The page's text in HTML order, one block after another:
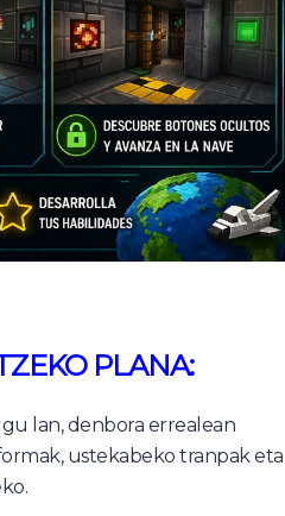
PLANA:
lan, denbora errealean
ustekabeko tranpak eta